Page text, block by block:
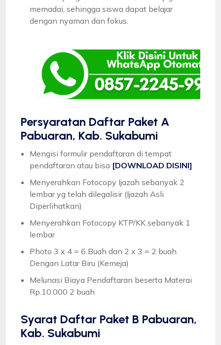
memadai, sehingga siswa dapat belajar
dengan nyaman dan fokus.
Persyaratan Daftar Paket A
Pabuaran, Kab. Sukabumi
Mengisi formulir pendaftaran di tempat
pendaftaran atau bisa [DOWNLOAD DISINI]
Menyerahkan Fotocopy Ijazah sebanyak 2
lembar yg telah dilegalisir (Ijazah Asli
Diperlihatkan)
Menyerahkan Fotocopy KTP/KK sebanyak 1
lembar
Photo 3 x 4 = 6 Buah dan 2 x 3 = 2 buah
Dengan Latar Biru (Kemeja)
Melunasi Biaya Pendaftaran beserta Materai
Rp.10.000 2 buah
Syarat Daftar Paket B Pabuaran,
Kab. Sukabumi